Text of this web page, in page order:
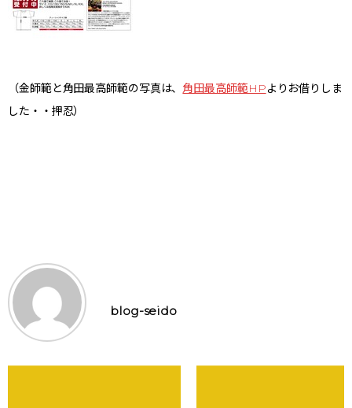
（金師範と角田最高師範の写真は、 角田最高師範HPよりお借りしま
した・・押忍）
blog-seido